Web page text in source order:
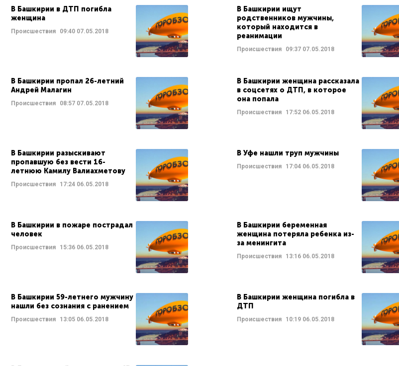
В Башкирии в ДТП погибла
женщина
Происшествия 09:40 07.05.2018
В Башкирии ищут
родственников мужчины,
который находится в
реанимации
Происшествия 09:3707.05.2018
В Башкирии пропал 26-летний
Андрей Малагин
Происшествия 08:57 07.05.2018
В Башкирии женщина рассказала
в соцсетях о ДТП, в которое
она попала
Происшествия 17:5206.05.2018
В Башкирии разыскивают
пропавшую без вести 16-
летнюю Камилу Валиахметову
Происшествия 17:24 06.05.2018
В Уфе нашли труп мужчины
Происшествия 17:0406.05.2018
В Башкирии в пожаре пострадал
человек
Происшествия 15:36 06.05.2018
В Башкирии беременная
женщина потеряла ребенка из-
за менингита
Происшествия 13:1606.05.2018
В Башкирии 59-летнего мужчину
нашли без сознания с ранением
Происшествия 13:05 06.05.2018
В Башкирии женщина погибла в
ДТП
Происшествия 10:1906.05.2018